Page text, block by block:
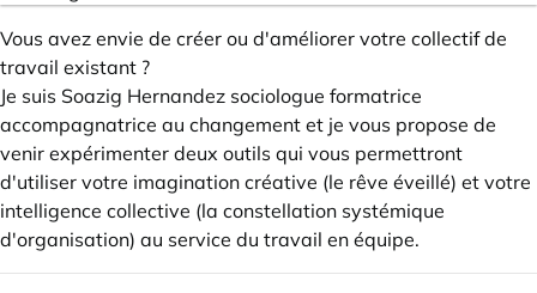
Vous avez envie de créer ou d'améliorer votre collectif de
travail existant ?
Je suis Soazig Hernandez sociologue formatrice
accompagnatrice au changement et je vous propose de
venir expérimenter deux outils qui vous permettront
d'utiliser votre imagination créative (le rêve éveillé) et votre
intelligence collective (la constellation systémique
d'organisation) au service du travail en équipe.